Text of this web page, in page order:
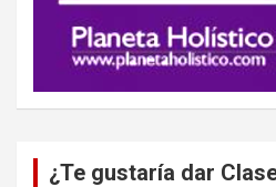
¿Te gustaría dar